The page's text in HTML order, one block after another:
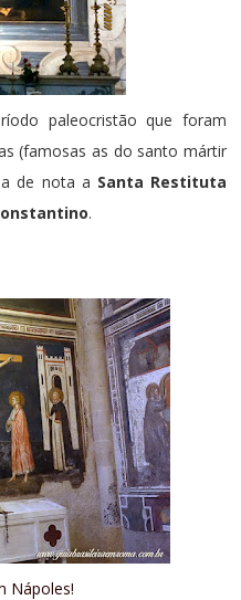
paleocristão que foram
(famosas as do santo mártir
de nota a Santa Restituta
.
Nápoles!